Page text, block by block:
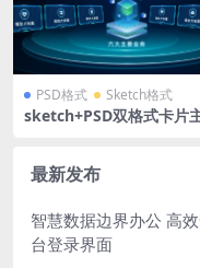
PSD格式 Sketch格式
sketch+PSD双格式卡片
最新发布
智慧数据边界办公 高
台登录界面